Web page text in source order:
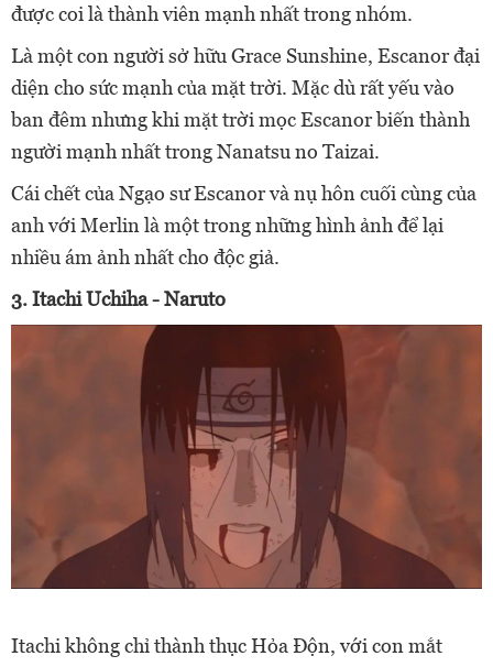
được coi là thành viên mạnh nhất trong nhóm.
Là một con người sở hữu Grace Sunshine, Escanor đại
diện cho sức mạnh của mặt trời. Mặc dù rất yếu vào
ban đêm nhưng khi mặt trời mọc Escanor biến thành
người mạnh nhất trong Nanatsu no Taizai.
Cái chết của Ngạo sư Escanor và nụ hôn cuối cùng của
anh với Merlin là một trong những hình ảnh để lại
nhiều ám ảnh nhất cho độc giả.
3. Itachi Uchiha - Naruto
Itachi không chỉ thành thục Hỏa Độn, với con mắt